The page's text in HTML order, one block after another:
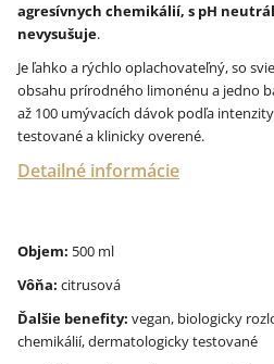
agresívnych chemikálií, s pH
nevysušuje.
Je ľahko a rýchlo oplachovateľný, so
obsahu prírodného limonénu a jedno
až 100 umývacích dávok podľa
testované a klinicky overené.
Detailné informácie
Objem: 500 ml
Vôňa: citrusová
Ďalšie benefity: vegan, biologicky
chemikálií, dermatologicky testované